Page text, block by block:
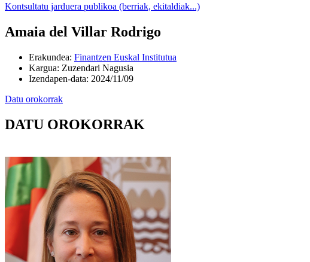
Kontsultatu jarduera publikoa (berriak, ekitaldiak...)
Amaia del Villar Rodrigo
Erakundea: Finantzen Euskal Institutua
Kargua: Zuzendari Nagusia
Izendapen-data: 2024/11/09
Datu orokorrak
DATU OROKORRAK